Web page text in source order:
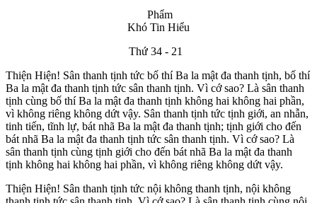
Phẩm
Khó Tin Hiểu
Thứ 34 - 21
Thiện Hiện! Sân thanh tịnh tức bố thí Ba la mật đa thanh tịnh, bố thí
Ba la mật đa thanh tịnh tức sân thanh tịnh. Vì cớ sao? Là sân thanh
tịnh cùng bố thí Ba la mật đa thanh tịnh không hai không hai phần,
vì không riêng không dứt vậy. Sân thanh tịnh tức tịnh giới, an nhẫn,
tinh tiến, tĩnh lự, bát nhã Ba la mật đa thanh tịnh; tịnh giới cho đến
bát nhã Ba la mật đa thanh tịnh tức sân thanh tịnh. Vì cớ sao? Là
sân thanh tịnh cùng tịnh giới cho đến bát nhã Ba la mật đa thanh
tịnh không hai không hai phần, vì không riêng không dứt vậy.
Thiện Hiện! Sân thanh tịnh tức nội không thanh tịnh, nội không